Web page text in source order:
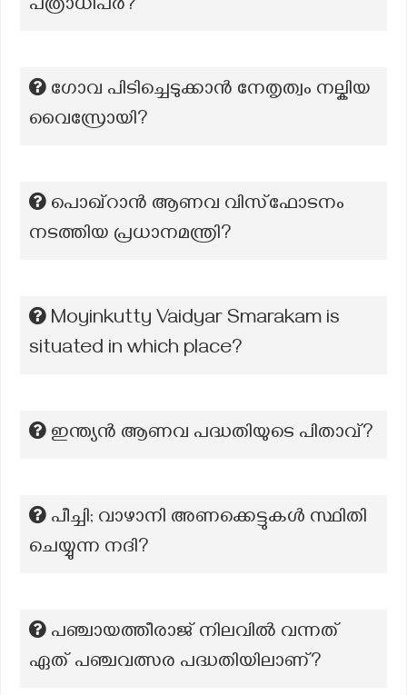
പത്രാധിപര്‍?
ഗോവ പിടിച്ചെടുക്കാൻ നേതൃത്വം നല്കിയ
വൈസ്രോയി?
പൊഖ്റാൻ ആണവ വിസ്ഫോടനം
നടത്തിയ പ്രധാനമന്ത്രി?
Moyinkutty Vaidyar Smarakam is
situated in which place?
ഇന്ത്യൻ ആണവ പദ്ധതിയുടെ പിതാവ്?
പീച്ചി; വാഴാനി അണക്കെട്ടുകൾ സ്ഥിതി
ചെയ്യുന്ന നദി?
പഞ്ചായത്തീരാജ് നിലവിൽ വന്നത്
ഏത് പഞ്ചവത്സര പദ്ധതിയിലാണ്?